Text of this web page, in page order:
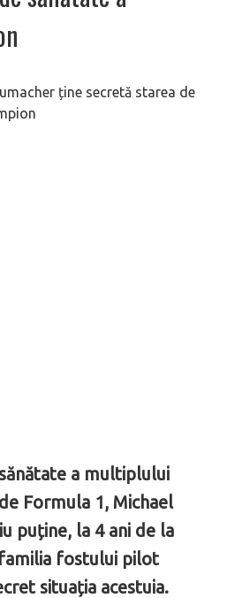
a multiplului
Formula 1, Michael
puține, la 4 ani de la
fostului pilot
situația acestuia.